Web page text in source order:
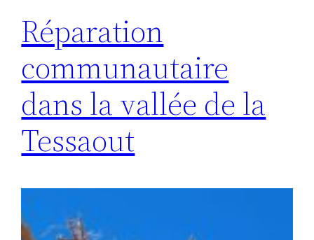
Réparation
communautaire
dans la vallée de la
Tessaout